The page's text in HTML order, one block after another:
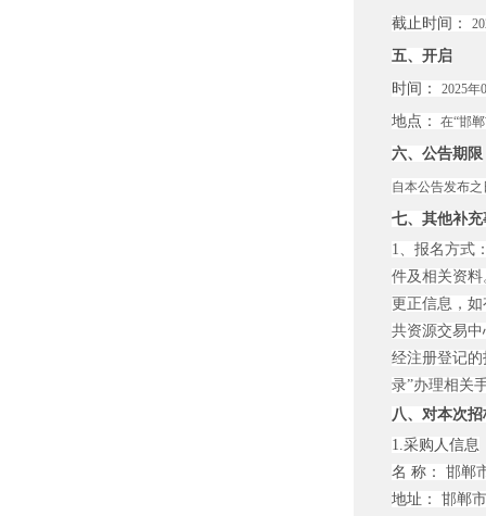
截止时间：
五、开启
时间：
2025年
地点： 在“邯
六、公告期限
自本公告发布
七、其他补充
1、报名方式
件及相关资
更正信息，
共资源交易中
经注册登记的
录”办理相关
八、对本次
1.采购人信息
名 称：
邯郸
地址：
邯郸